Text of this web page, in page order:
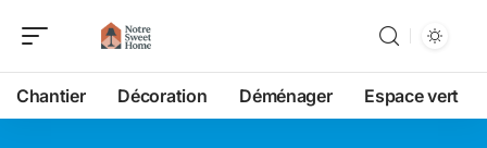
Chantier Décoration Déménager Espace vert